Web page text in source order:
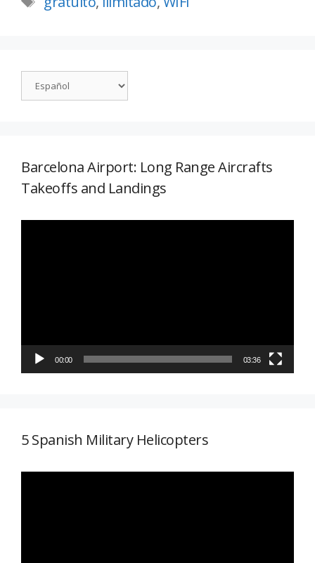
Barcelona Airport: Long Range Aircrafts
Takeoffs and Landings
00:00 03:36
5 Spanish Military Helicopters